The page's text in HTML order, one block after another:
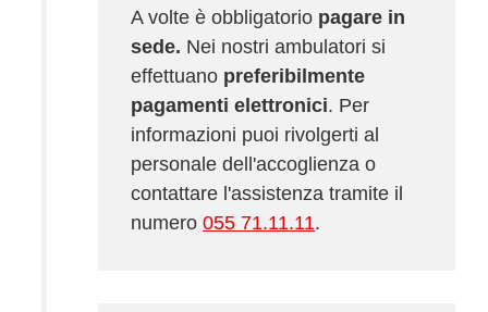
A volte è obbligatorio pagare in
sede. Nei nostri ambulatori si
effettuano preferibilmente
pagamenti elettronici. Per
informazioni puoi rivolgerti al
personale dell'accoglienza o
contattare l'assistenza tramite il
numero 055 71.11.11.